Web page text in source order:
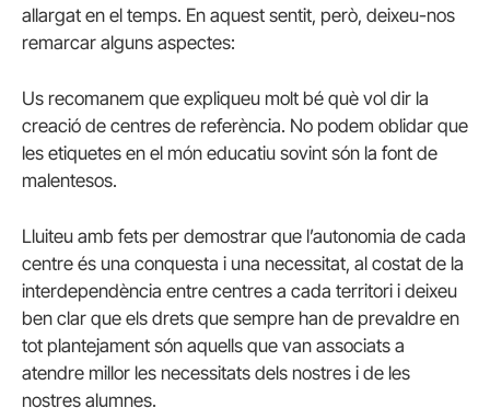
allargat en el temps. En aquest sentit, però, deixeu-nos
remarcar alguns aspectes:
Us recomanem que expliqueu molt bé què vol dir la
creació de centres de referència. No podem oblidar que
les etiquetes en el món educatiu sovint són la font de
malentesos.
Lluiteu amb fets per demostrar que l’autonomia de cada
centre és una conquesta i una necessitat, al costat de la
interdependència entre centres a cada territori i deixeu
ben clar que els drets que sempre han de prevaldre en
tot plantejament són aquells que van associats a
atendre millor les necessitats dels nostres i de les
nostres alumnes.